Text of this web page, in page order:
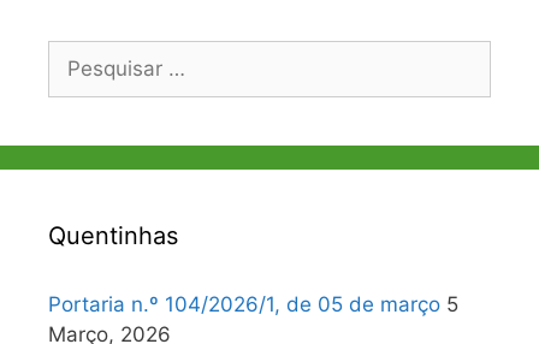
Pesquisar
Quentinhas
Portaria n.º 104/2026/1, de 05 de março 5
Março, 2026